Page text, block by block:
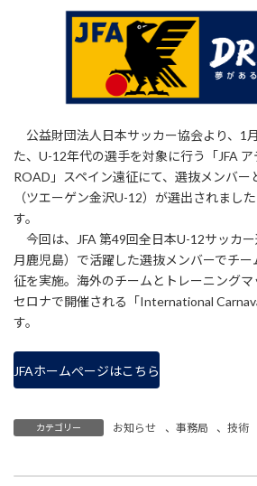
新
時
:
公益財団法人日本サッカー協会より、1
た、U-12年代の選手を対象に行う「JFA
ROAD」スペイン遠征にて、選抜メンバ
（ツエーゲン金沢U-12）が選出されまし
す。
今回は、JFA 第49回全日本U-12サッカ
月鹿児島）で活躍した選抜メンバーでチ
征を実施。海外のチームとトレーニング
セロナで開催される「International
す。
JFAホームぺージはこちら
カテゴリー お知らせ 、 事務局 、技術